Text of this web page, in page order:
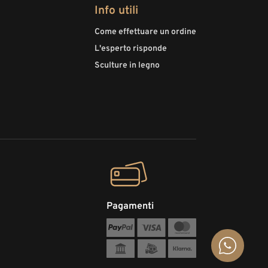
Info utili
Come effettuare un ordine
L'esperto risponde
Sculture in legno
Pagamenti